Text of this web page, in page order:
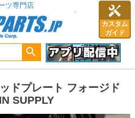
カスタム
ガイド
ツ専門店
ドプレート フォージド
SUPPLY